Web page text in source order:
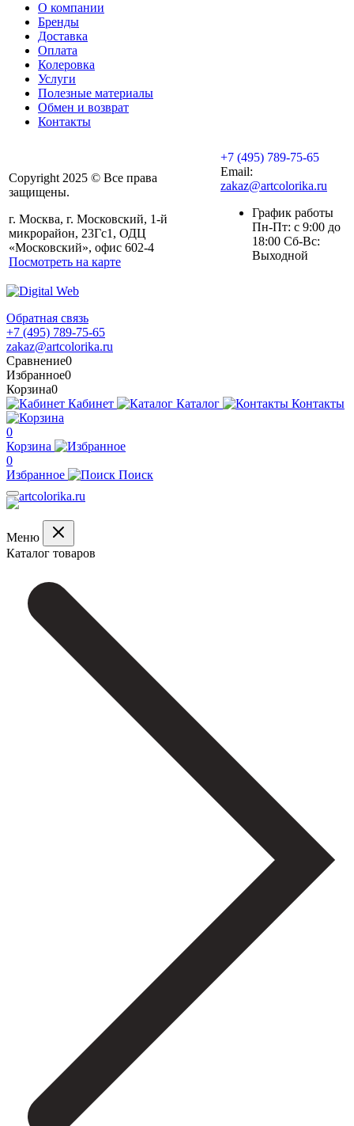
О компании
Бренды
Доставка
Оплата
Колеровка
Услуги
Полезные материалы
Обмен и возврат
Контакты
Copyright 2025 © Все права
защищены.
г. Москва, г. Московский, 1-й
микрорайон, 23Гс1, ОДЦ
«Московский», офис 602-4
Посмотреть на карте
+7 (495) 789-75-65
Email:
zakaz@artcolorika.ru
График работы
Пн-Пт: с 9:00 до
18:00 Сб-Вс:
Выходной
Обратная связь
+7 (495) 789-75-65
zakaz@artcolorika.ru
Сравнение0
Избранное0
Корзина0
Кабинет
Каталог Контакты
0
Корзина
0
Избранное
Поиск
Меню
Каталог товаров